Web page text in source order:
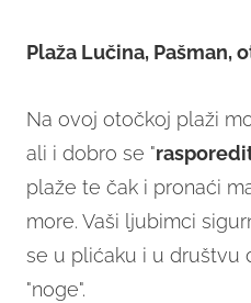
Plaža Lučina, Pašman,
Na ovoj otočkoj plaži
ali i dobro se "
plaže te čak i pronaći
more. Vaši ljubimci
se u plićaku i u društvu
"noge".